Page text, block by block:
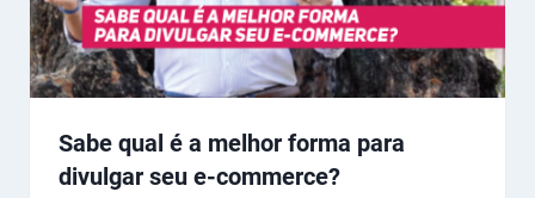
Sabe qual é a melhor forma para
divulgar seu e-commerce?